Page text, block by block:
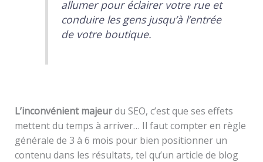
allumer pour éclairer votre rue et
conduire les gens jusqu’à l’entrée
de votre boutique.
L’inconvénient majeurdu SEO, c’est que ses effets
mettent du temps à arriver… Il faut compter en règle
générale de 3 à 6 mois pour bien positionner un
contenu dans les résultats, tel qu’un article de blog